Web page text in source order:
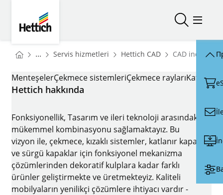
Открыть/
You are here:
Homepage
... Servis hizmetleri Homepage
Hettich CADHomepage
CAD
CAD INDIRMELERI
MenteşelerÇekmece sistemleriÇekmece raylarıKatlanır
Hettich hakkında
Fonksiyonellik, Tasarım ve ileri teknoloji arasındaki
mükemmel kombinasyonu sağlamaktayız. Bu
vizyon ile, çekmece, kızaklı sistemler, katlanır kapak
ve sürgü kapaklar için fonksiyonel mekanizma
çözümlerinden dekoratif kulplara kadar farklı
ürünler geliştirmekte ve üretmekteyiz. Kaliteli
mobilyaların yenilikçi çözümlere ihtiyacı vardır -